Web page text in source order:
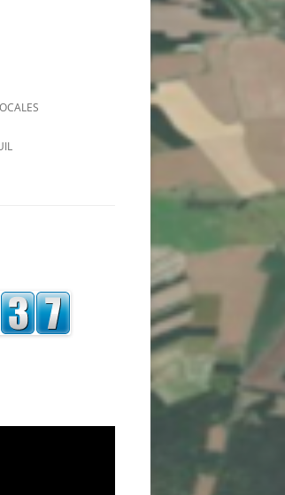
D’ECHANGE
ASSOCIATIF DE